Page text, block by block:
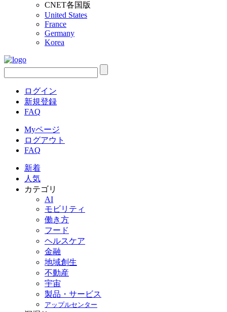
CNET各国版
United States
France
Germany
Korea
ログイン
新規登録
FAQ
Myページ
ログアウト
FAQ
新着
人気
カテゴリ
AI
モビリティ
働き方
フード
ヘルスケア
金融
地域創生
不動産
宇宙
製品・サービス
アップルセンター